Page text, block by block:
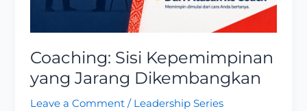
Coaching: Sisi Kepemimpinan
yang Jarang Dikembangkan
Leave a Comment / Leadership Series